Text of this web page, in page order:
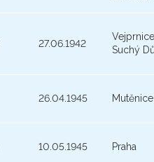
27.06.1942
Suchý
26.04.1945 Mutěnice
10.05.1945 Praha